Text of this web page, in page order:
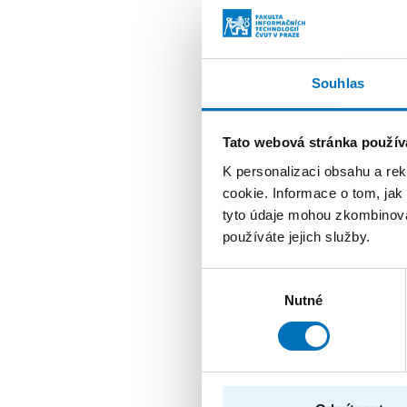
Souhlas
Tato webová stránka
K personalizaci obsahu a
cookie. Informace o tom,
tyto údaje mohou
používáte jejich služby.
Nutné
učebny,
studentů
a
mimo
stává, že
Učebna bude sloužit
Některé z nich vznikají
a prostorem do